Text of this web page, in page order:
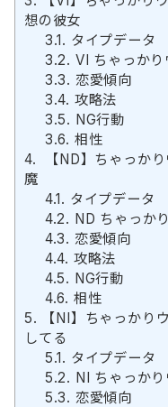
想の彼女
3.1. タイプデータ
3.2. VI ちゃっか
3.3. 恋愛傾向
3.4. 攻略法
3.5. NG行動
3.6. 相性
4. 【ND】ちゃっか
魔
4.1. タイプデータ
4.2. ND ちゃっか
4.3. 恋愛傾向
4.4. 攻略法
4.5. NG行動
4.6. 相性
5. 【NI】ちゃっかり
してる
5.1. タイプデータ
5.2. NI ちゃっか
5.3. 恋愛傾向